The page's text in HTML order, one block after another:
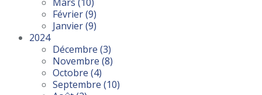
Février(9)
Janvier(9)
2024
Décembre (3)
Novembre (8)
Octobre (4)
Septembre (10)